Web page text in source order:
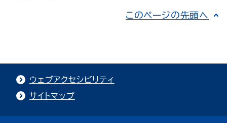
このページの先頭へ
ウェブアクセシビリティ
サイトマップ